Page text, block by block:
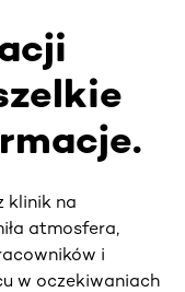
klinik na
atmosfera,
i
w oczekiwaniach